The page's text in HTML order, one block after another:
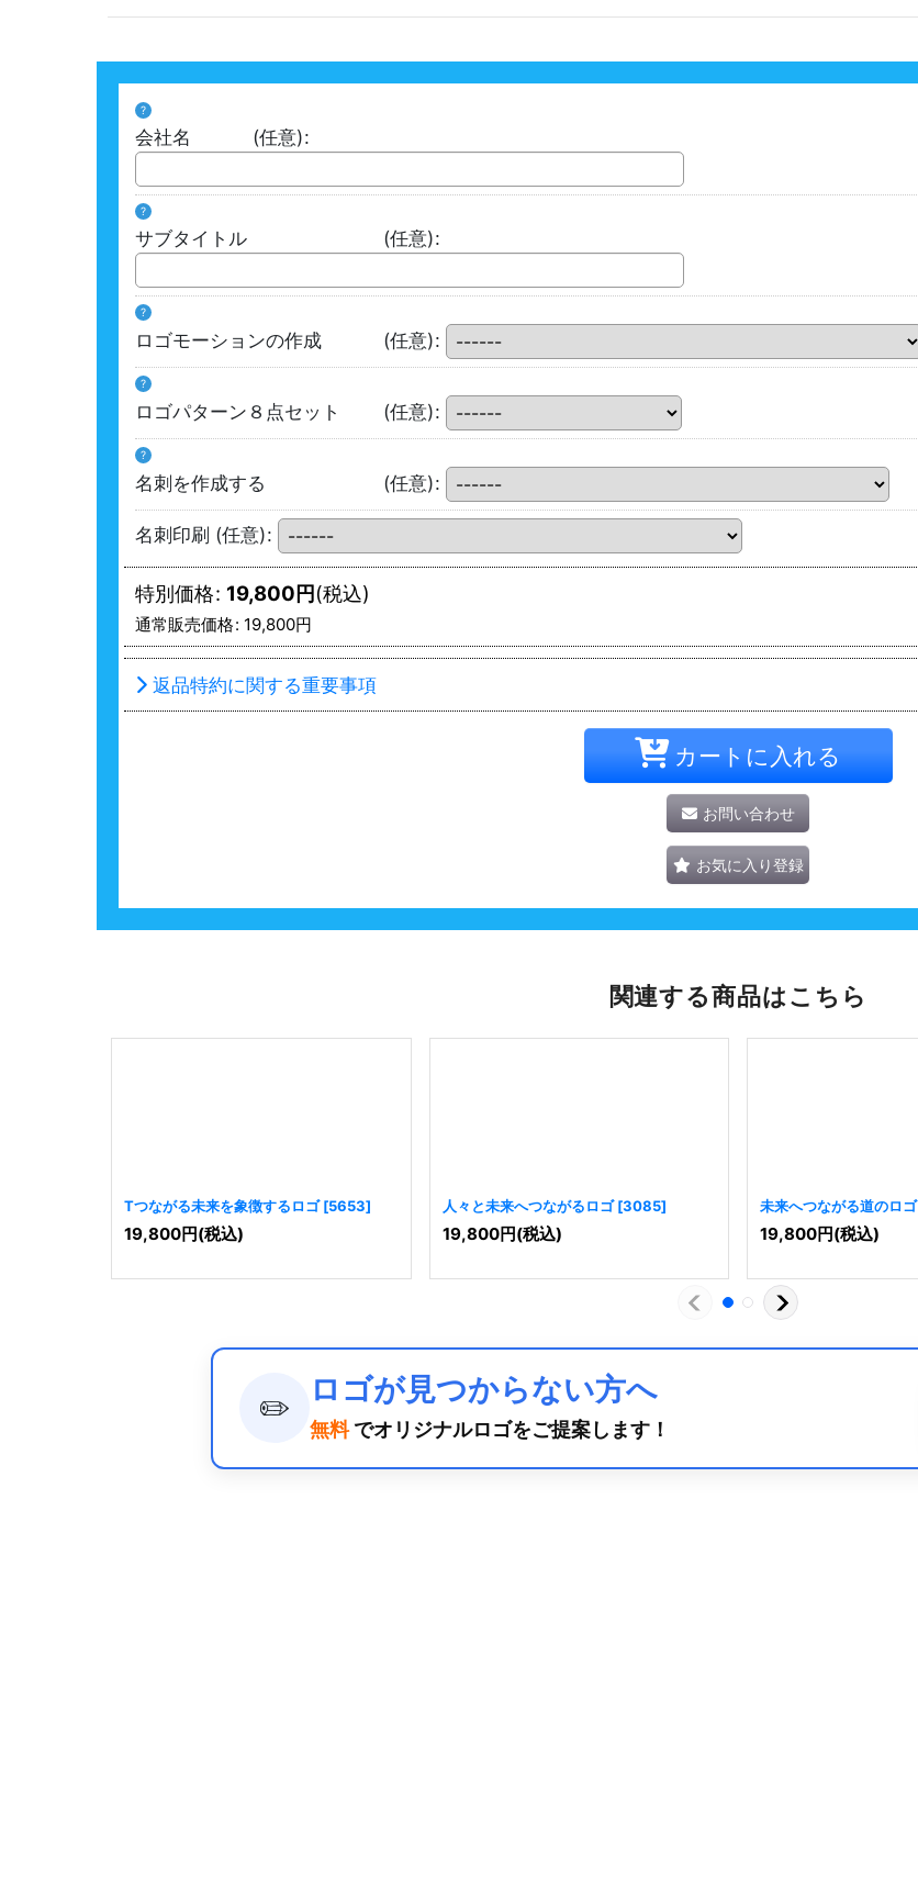
?
会社名 (任意):
?
サブタイトル (任意):
?
ロゴモーションの作成 (任意):
?
ロゴパターン８点セット (任意):
?
名刺を作成する (任意):
名刺印刷 (任意):
特別価格: 19,800円(税込)
通常販売価格: 19,800円
返品特約に関する重要事項
カートに入れる
お問い合わせ
お気に入り登録
関連する商品はこちら
Tつながる未来を象徴するロゴ [5653]
19,800円(税込)
人々と未来へつながるロゴ [3085]
19,800円(税込)
未来へつながる道のロゴ
19,800円(税込)
✏️
ロゴが見つからない方へ
無料 でオリジナルロゴをご提案します！